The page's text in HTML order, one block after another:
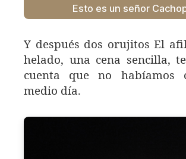
Esto es un señor
Y después dos orujitos El
helado, una cena sencilla,
cuenta que no habíamos
medio día.